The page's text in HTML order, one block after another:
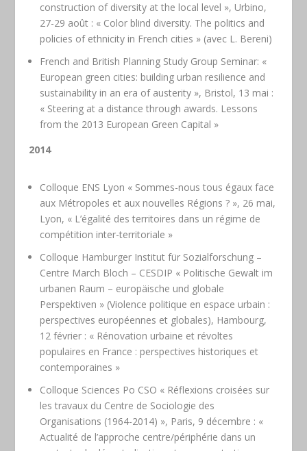
construction of diversity at the local level », Urbino,
27-29 août : « Color blind diversity. The politics and
policies of ethnicity in French cities » (avec L. Bereni)
French and British Planning Study Group Seminar: «
European green cities: building urban resilience and
sustainability in an era of austerity », Bristol, 13 mai :
« Steering at a distance through awards. Lessons
from the 2013 European Green Capital »
2014
Colloque ENS Lyon « Sommes-nous tous égaux face
aux Métropoles et aux nouvelles Régions ? », 26 mai,
Lyon, « L’égalité des territoires dans un régime de
compétition inter-territoriale »
Colloque Hamburger Institut für Sozialforschung –
Centre March Bloch – CESDIP « Politische Gewalt im
urbanen Raum – europäische und globale
Perspektiven » (Violence politique en espace urbain :
perspectives européennes et globales), Hambourg,
12 février : « Rénovation urbaine et révoltes
populaires en France : perspectives historiques et
contemporaines »
Colloque Sciences Po CSO « Réflexions croisées sur
les travaux du Centre de Sociologie des
Organisations (1964-2014) », Paris, 9 décembre : «
Actualité de l’approche centre/périphérie dans un